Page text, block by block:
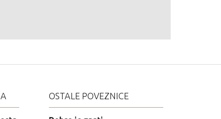
OSTALE POVEZNICE